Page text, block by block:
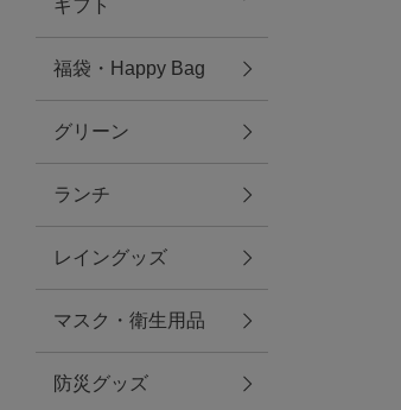
レイングッズ
アクセサリー
ファッション雑貨
ファッショングッズ
スマホケース・アクセサリー
ポーチ
ギフト
福袋・Happy Bag
グリーン
ランチ
レイングッズ
マスク・衛生用品
防災グッズ